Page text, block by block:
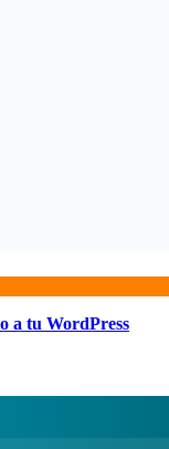
a tu WordPress